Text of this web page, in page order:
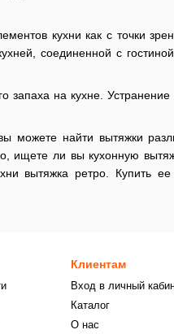
кухни как с точки
соединенной с
запаха на кухне.
можете найти вытяжки
ищете ли вы кухонную
вытяжка ретро. Купить
Клиентам
Вход в личный
Каталог
О нас